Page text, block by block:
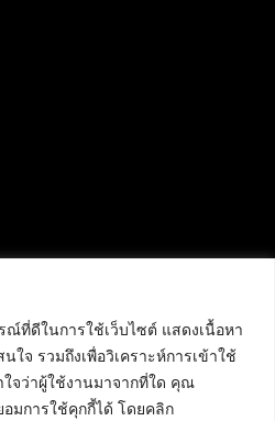
ณ์ที่ดีในการใช้เว็บไซต์ แสดงเนื้อหา
จ รวมถึงเพื่อวิเคราะห์การเข้าใช้
ใจว่าผู้ใช้งานมาจากที่ใด คุณ
มการใช้คุกกี้ได้ โดยคลิก
คชั่น จำกัด 420/94 ถนน